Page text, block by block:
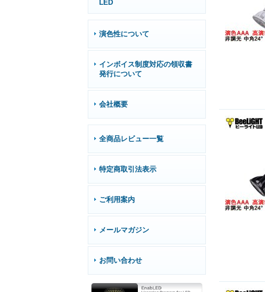
LED
演色性について
インボイス制度対応の領収書
発行について
会社概要
全商品レビュー一覧
特定商取引法表示
ご利用案内
メールマガジン
お問い合わせ